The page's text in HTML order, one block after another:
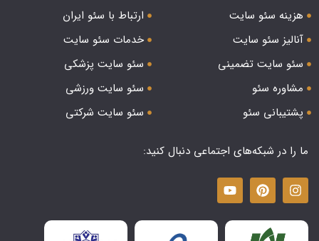
هزینه سئو سایت
آنالیز سئو سایت
سئو سایت تضمینی
مشاوره سئو
پشتیبانی سئو
ارتباط با سئو ایران
خدمات سئو سایت
سئو سایت پزشکی
سئو سایت ورزشی
سئو سایت شرکتی
ما را در شبکه‌های اجتماعی دنبال کنید: